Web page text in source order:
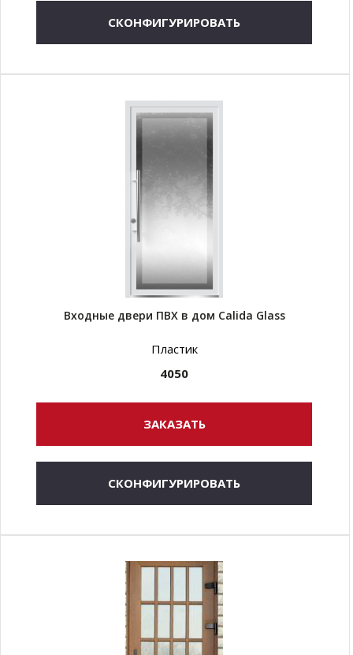
СКОНФИГУРИРОВАТЬ
Входные двери ПВХ в дом Calida Glass
Пластик
4050
ЗАКАЗАТЬ
СКОНФИГУРИРОВАТЬ